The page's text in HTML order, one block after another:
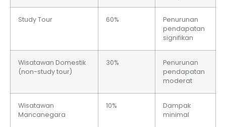
Study Tour 60%
Penurunan
pendapatan
signifikan
Wisatawan Domestik
(non-study tour)
30%
Penurunan
pendapatan
moderat
Wisatawan
Mancanegara
10%
Dampak
minimal